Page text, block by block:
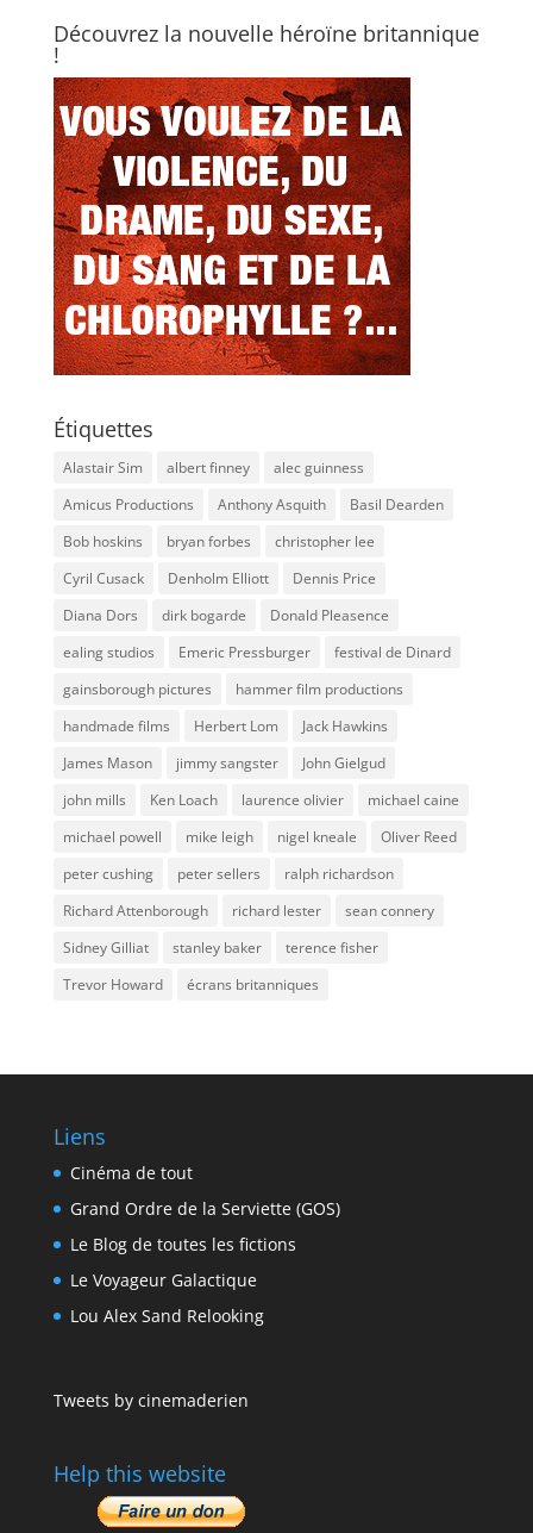
Découvrez la nouvelle héroïne britannique
!
Étiquettes
Alastair Sim albert finney
alec guinness
Amicus Productions
Anthony Asquith
Basil Dearden
Bob hoskins
bryan forbes
christopher lee
Cyril Cusack
Denholm Elliott
Dennis Price
Diana Dors
dirk bogarde
Donald Pleasence
ealing studios
Emeric Pressburger
festival de Dinard
gainsborough pictures
hammer film productions
handmade films
Herbert Lom
Jack Hawkins
James Mason
jimmy sangster
John Gielgud
john mills
Ken Loach laurence olivier
michael caine
michael powell
mike leigh nigel kneale
Oliver Reed
peter cushing
peter sellers
ralph richardson
Richard Attenborough
richard lester
sean connery
Sidney Gilliat
stanley baker
terence fisher
Trevor Howard
écrans britanniques
Liens
Cinéma de tout
Grand Ordre de la Serviette (GOS)
Le Blog de toutes les fictions
Le Voyageur Galactique
Lou Alex Sand Relooking
Tweets by cinemaderien
Help this website